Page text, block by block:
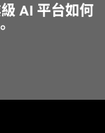
AI 平台如何